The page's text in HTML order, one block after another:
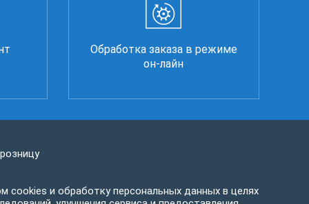
Обработка заказа в режиме
он-лайн
cookies и обработку персональных данных в целях